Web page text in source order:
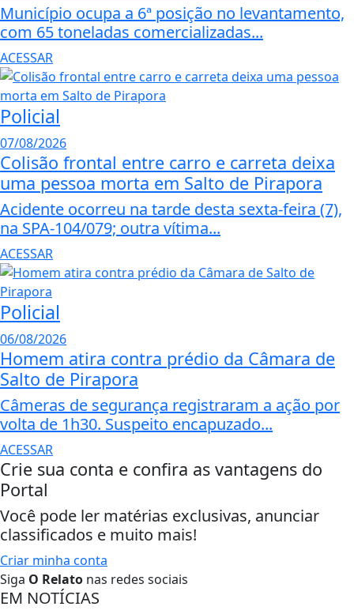
Município ocupa a 6ª posição no levantamento,
com 65 toneladas comercializadas...
ACESSAR
Policial
07/08/2026
Colisão frontal entre carro e carreta deixa
uma pessoa morta em Salto de Pirapora
Acidente ocorreu na tarde desta sexta-feira (7),
na SPA-104/079; outra vítima...
ACESSAR
Policial
06/08/2026
Homem atira contra prédio da Câmara de
Salto de Pirapora
Câmeras de segurança registraram a ação por
volta de 1h30. Suspeito encapuzado...
ACESSAR
Crie sua conta e confira as vantagens do
Portal
Você pode ler matérias exclusivas, anunciar
classificados e muito mais!
Criar minha conta
Siga O Relato nas redes sociais
EM NOTÍCIAS